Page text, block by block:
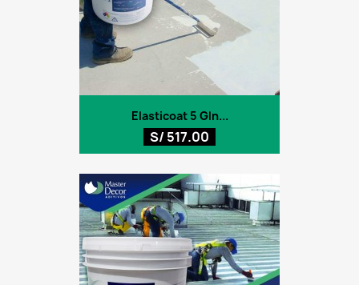
Elasticoat 5 Gln...
S/ 517.00